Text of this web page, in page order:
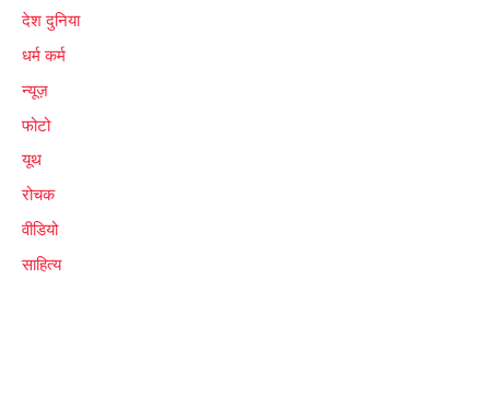
देश दुनिया
धर्म कर्म
न्यूज़
फोटो
यूथ
रोचक
वीडियो
साहित्य